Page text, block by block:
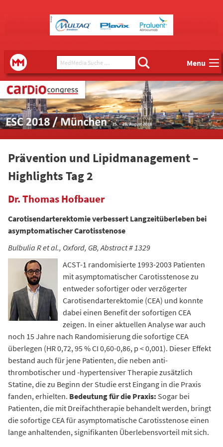
Main menu
MedMedia MedMedia Suche ... Menu
Prävention und Lipidmanagement –
Highlights Tag 2
Dr. Thomas Hofbauer
Carotisendarterektomie verbessert Langzeitüberleben bei
asymptomatischer Carotisstenose
Bulbulia R et al., Oxford, GB, Abstract # 1329
ACST-1 randomisierte 1993-2003 Patienten
mit asymptomatischer Carotisstenose zu
entweder sofortiger oder verzögerter
Carotisendarterektomie (CEA) und konnte
dabei einen Benefit der sofortigen CEA
zeigen. In einer aktuellen Analyse war auch
noch 15 Jahre nach Randomisierung die sofortige CEA
überlegen (HR 0,72, 95 % CI 0,60-0,86, p < 0,001). Dieser Effekt
bestand auch für jene Patienten, die neben anti-
thrombotischer und -hypertensiver Therapie zusätzlich
Statine, die zu Beginn der Studie erst Eingang in die Praxis
fanden, erhielten. Bedeutung für die Praxis: Sogar bei
Patienten, die mit Dreifachtherapie behandelt werden, bringt
die sofortige CEA für asymptomatische Carotisstenose einen
lange anhaltenden, signifikanten Überlebensvorteil mit sich.